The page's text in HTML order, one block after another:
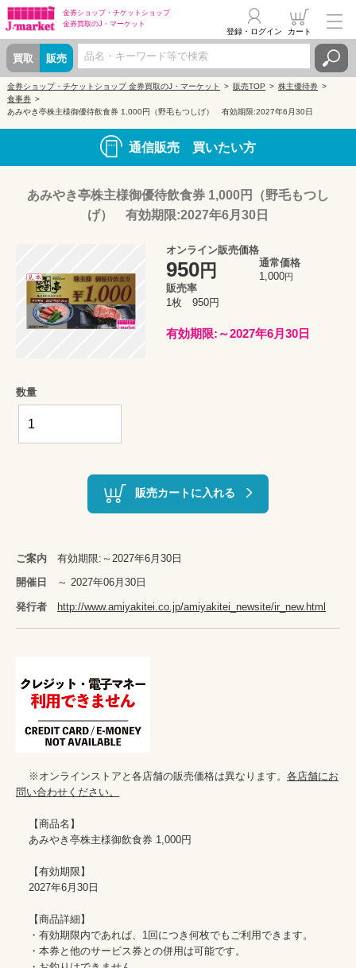
金券ショップ・ チケットショップ
金券買取のJ・マーケット
買取 販売
登録・ログイン カート
金券ショップ・チケットショップ 金券買取のJ・マーケット 販売TOP
株主優待券
食事券
あみやき亭株主様御優待飲食券 1,000円（野毛もつしげ） 有効期限:2027年6月30日
通信販売 買いたい方
あみやき亭株主様御優待飲食券 1,000円（野毛もつし
げ） 有効期限:2027年6月30日
オンライン販売価格
950円
通常価格
1,000円
販売率
1枚 950円
有効期限:～2027年6月30日
数量
販売カートに入れる
ご案内 有効期限:～2027年6月30日
開催日 ～ 2027年06月30日
発行者 http://www.amiyakitei.co.jp/amiyakitei_newsite/ir_new.html
    ※オンラインストアと各店舗の販売価格は異なります。
各店舗にお
問い合わせください。